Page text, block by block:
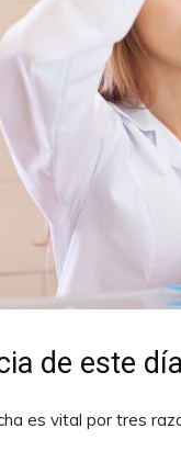
de este día
es vital por tres